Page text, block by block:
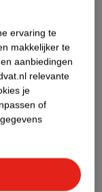
geen Nature
ervaring te
makkelijker te
aanbiedingen
relevante
je
of